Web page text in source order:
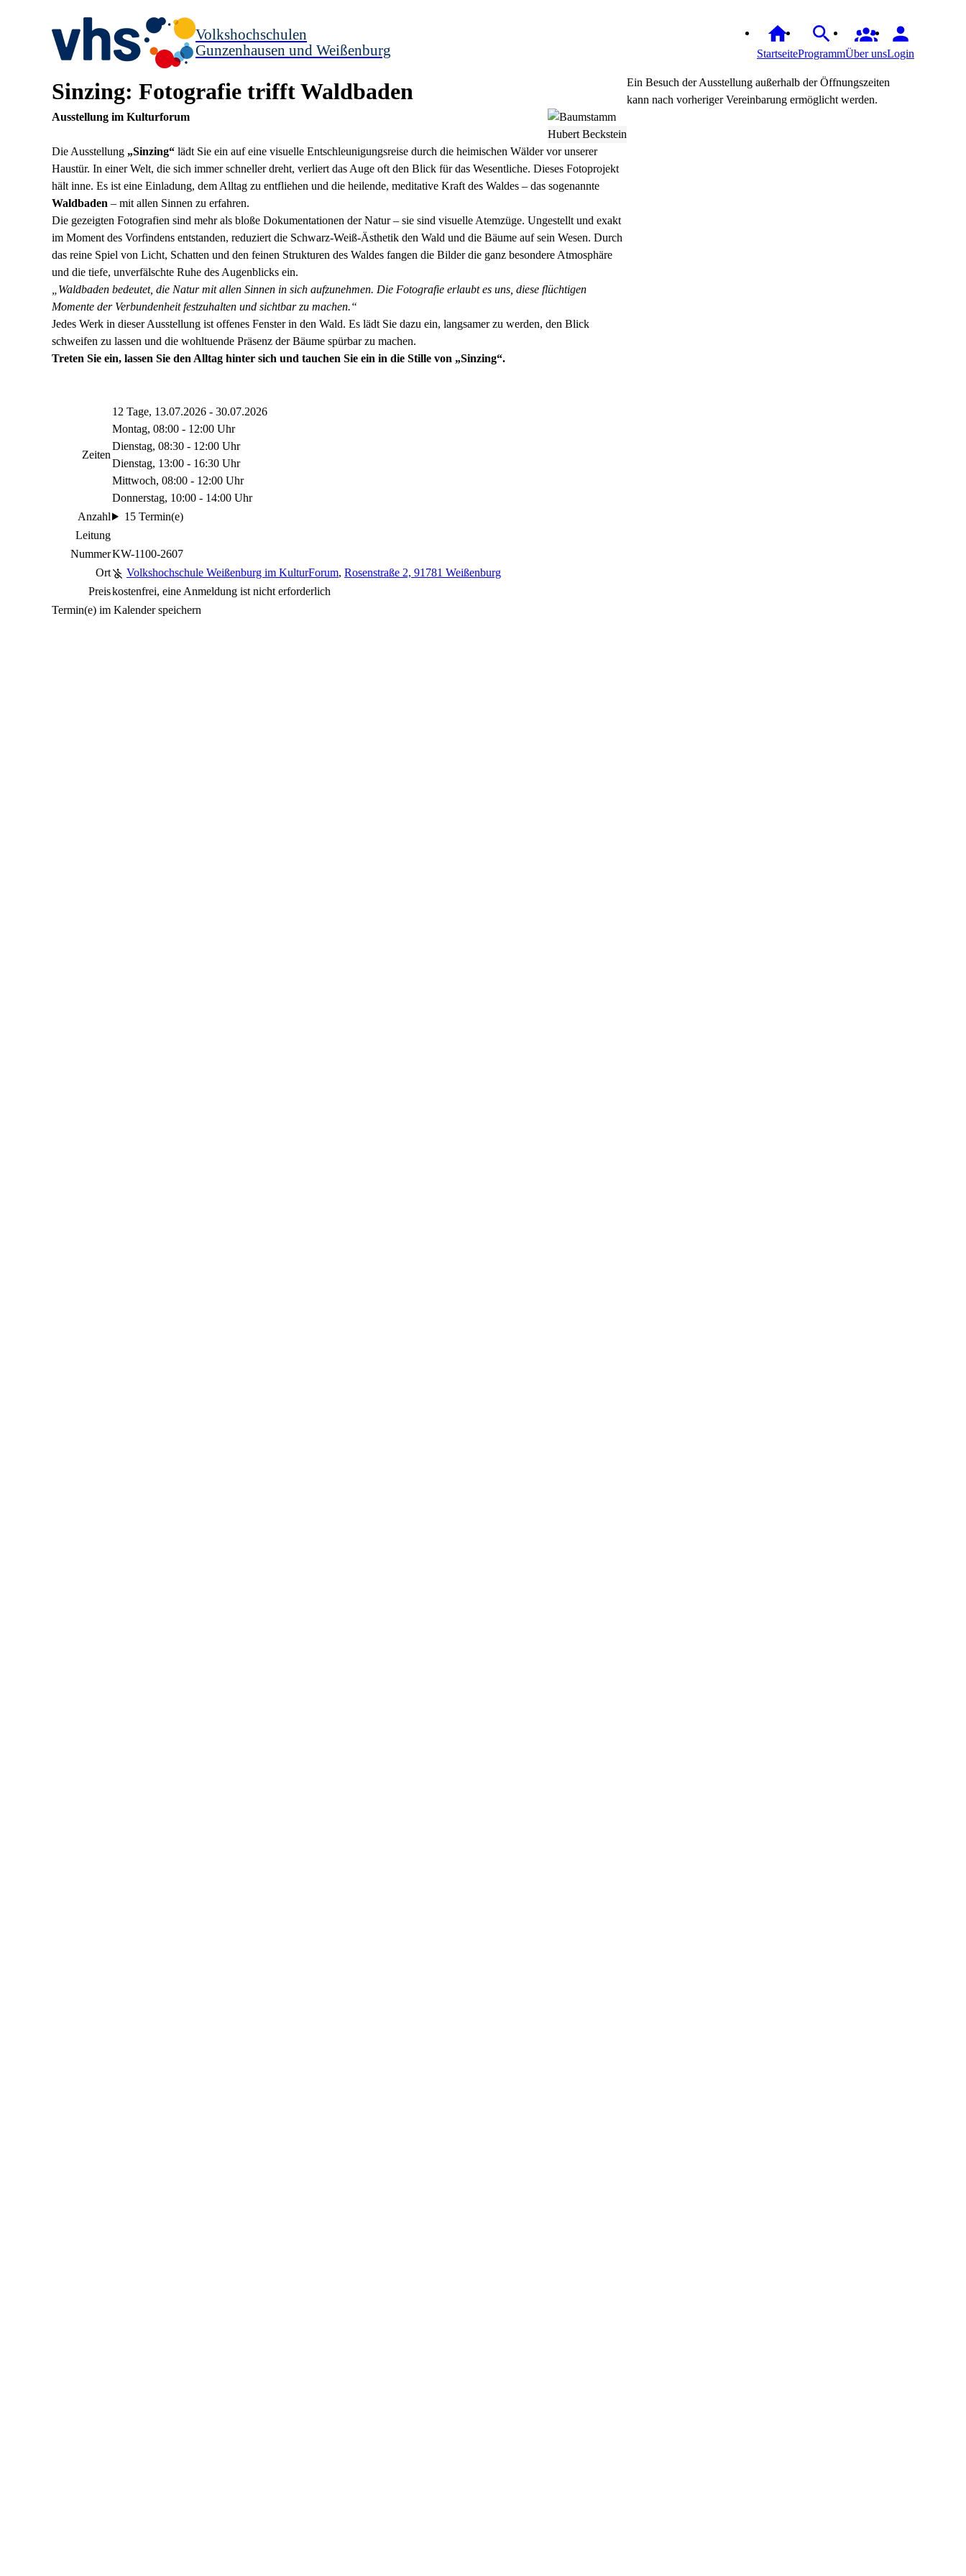
Volkshochschulen
Gunzenhausen und Weißenburg
StartseiteProgrammÜber unsLogin
Sinzing: Fotografie trifft Waldbaden
Hubert Beckstein
Ausstellung im Kulturforum
Die Ausstellung „Sinzing“ lädt Sie ein auf eine visuelle Entschleunigungsreise durch die heimischen Wälder vor unserer
Haustür. In einer Welt, die sich immer schneller dreht, verliert das Auge oft den Blick für das Wesentliche. Dieses Fotoprojekt
hält inne. Es ist eine Einladung, dem Alltag zu entfliehen und die heilende, meditative Kraft des Waldes – das sogenannte
Waldbaden – mit allen Sinnen zu erfahren.
Die gezeigten Fotografien sind mehr als bloße Dokumentationen der Natur – sie sind visuelle Atemzüge. Ungestellt und exakt
im Moment des Vorfindens entstanden, reduziert die Schwarz-Weiß-Ästhetik den Wald und die Bäume auf sein Wesen. Durch
das reine Spiel von Licht, Schatten und den feinen Strukturen des Waldes fangen die Bilder die ganz besondere Atmosphäre
und die tiefe, unverfälschte Ruhe des Augenblicks ein.
„Waldbaden bedeutet, die Natur mit allen Sinnen in sich aufzunehmen. Die Fotografie erlaubt es uns, diese flüchtigen
Momente der Verbundenheit festzuhalten und sichtbar zu machen.“
Jedes Werk in dieser Ausstellung ist offenes Fenster in den Wald. Es lädt Sie dazu ein, langsamer zu werden, den Blick
schweifen zu lassen und die wohltuende Präsenz der Bäume spürbar zu machen.
Treten Sie ein, lassen Sie den Alltag hinter sich und tauchen Sie ein in die Stille von „Sinzing“.
Zeiten
12 Tage, 13.07.2026 - 30.07.2026
Montag, 08:00 - 12:00 Uhr
Dienstag, 08:30 - 12:00 Uhr
Dienstag, 13:00 - 16:30 Uhr
Mittwoch, 08:00 - 12:00 Uhr
Donnerstag, 10:00 - 14:00 Uhr
Anzahl
15 Termin(e)
Leitung
NummerKW-1100-2607
Ort
Volkshochschule Weißenburg im KulturForum, Rosenstraße 2, 91781 Weißenburg
Preiskostenfrei, eine Anmeldung ist nicht erforderlich
Ein Besuch der Ausstellung außerhalb der Öffnungszeiten
kann nach vorheriger Vereinbarung ermöglicht werden.
Termin(e) im Kalender speichern